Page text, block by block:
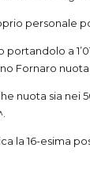
fields are